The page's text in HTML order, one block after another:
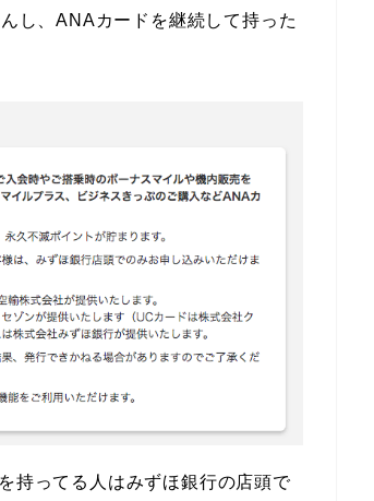
し、ANAカードを継続して持った
持ってる人はみずほ銀行の店頭で